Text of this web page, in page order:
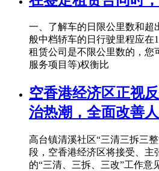
一、了解车的日限公里数和超
般中档轿车的日行驶里程应在
租赁公司是不限公里数的，您
服务项目等)权衡比
空香港经济区正视
治热潮，全面改善
高台镇清溪社区“三清三拆三
段，空香港经济区将接受、主
的“三清、三拆、三改”工作意